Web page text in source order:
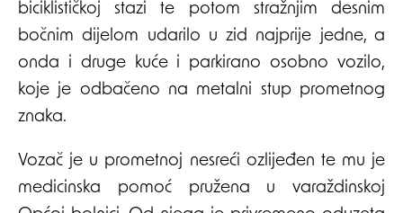
biciklističkoj stazi te potom stražnjim desnim
bočnim dijelom udarilo u zid najprije jedne, a
onda i druge kuće i parkirano osobno vozilo,
koje je odbačeno na metalni stup prometnog
znaka.
Vozač je u prometnoj nesreći ozlijeđen te mu je
medicinska pomoć pružena u varaždinskoj